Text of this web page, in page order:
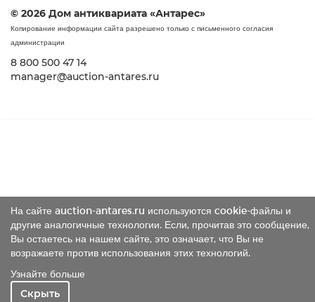
На сайте auction-antares.ru используются cookie-файлы и
другие аналогичные технологии. Если, прочитав это сообщение,
Вы остаетесь на нашем сайте, это означает, что Вы не
возражаете против использования этих технологий.
Узнайте больше
Скрыть
© 2026 Дом антиквариата «Антарес»
Копирование информации сайта разрешено только с письменного согласия
администрации
8 800 500 47 14
manager@auction-antares.ru